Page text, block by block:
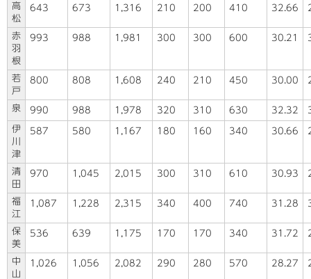
高
松
643 673 1,316 210 200 410 32.66
赤
羽
根
993 988 1,981 300 300 600 30.21
若
戸
800 808 1,608 240 210 450 30.00
泉 990 988 1,978 320 310 630 32.32
伊
川
津
587 580 1,167 180 160 340 30.66
清
田
970 1,045 2,015 300 310 610 30.93
福
江
1,087 1,228 2,315 340 400 740 31.28
保
美
536 639 1,175 170 170 340 31.72
中
山
1,026 1,056 2,082 290 280 570 28.27